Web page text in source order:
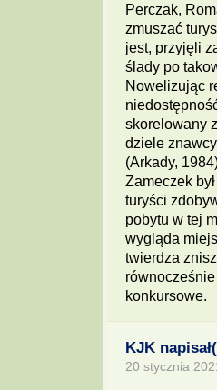
Perczak,
zmuszać
jest, przyjęli
ślady po
Nowelizując
skorelowany
dziele
(Arkady,
Zameczek
turyści
pobytu w tej
wygląda
twierdza
konkursowe.
KJK
20 stycznia